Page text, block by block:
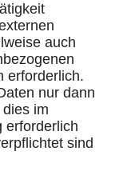
auch
erforderlich.
nur dann
im
erforderlich
sind